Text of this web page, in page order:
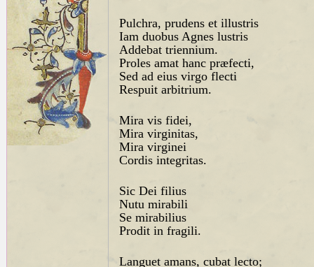
Pulchra, prudens et illustris
Iam duobus Agnes lustris
Addebat triennium.
Proles amat hanc præfecti,
Sed ad eius virgo flecti
Respuit arbitrium.
Mira vis fidei,
Mira virginitas,
Mira virginei
Cordis integritas.
Sic Dei filius
Nutu mirabili
Se mirabilius
Prodit in fragili.
Languet amans, cubat lecto;